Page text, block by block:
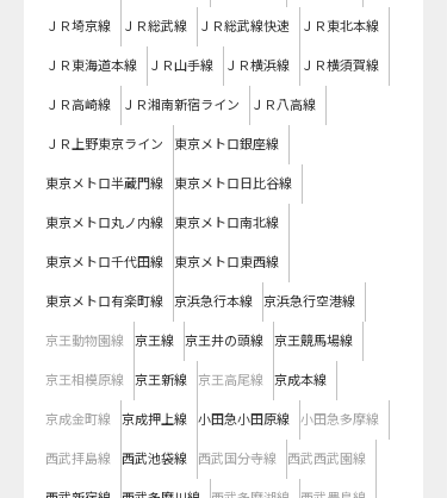
ＪＲ埼京線 ＪＲ総武線 ＪＲ総武線快速 ＪＲ東北本線
ＪＲ東海道本線 ＪＲ山手線 ＪＲ横浜線 ＪＲ横須賀線
ＪＲ高崎線 ＪＲ湘南新宿ライン ＪＲ八高線
ＪＲ上野東京ライン 東京メトロ銀座線
東京メトロ半蔵門線 東京メトロ日比谷線
東京メトロ丸ノ内線 東京メトロ南北線
東京メトロ千代田線 東京メトロ東西線
東京メトロ有楽町線 京浜急行本線 京浜急行空港線
京王動物園線 京王線 京王井の頭線 京王競馬場線
京王相模原線 京王新線 京王高尾線 京成本線
京成金町線 京成押上線 小田急小田原線 小田急多摩線
西武拝島線 西武池袋線 西武国分寺線 西武西武園線